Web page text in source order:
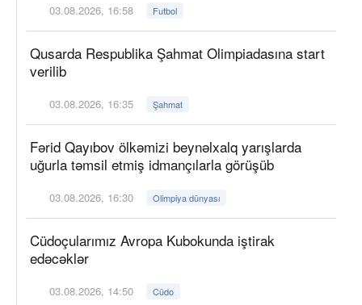
03.08.2026, 16:58 Futbol
Qusarda Respublika Şahmat Olimpiadasına start
verilib
03.08.2026, 16:35 Şahmat
Fərid Qayıbov ölkəmizi beynəlxalq yarışlarda
uğurla təmsil etmiş idmançılarla görüşüb
03.08.2026, 16:30 Olimpiya dünyası
Cüdoçularımız Avropa Kubokunda iştirak
edəcəklər
03.08.2026, 14:50 Cüdo